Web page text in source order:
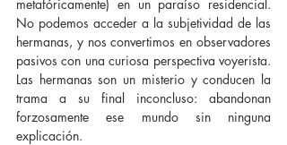
metafóricamente) en un paraíso residencial.
No podemos acceder a la subjetividad de las
hermanas, y nos convertimos en observadores
pasivos con una curiosa perspectiva voyerista.
Las hermanas son un misterio y conducen la
trama a su final inconcluso: abandonan
forzosamente ese mundo sin ninguna
explicación.